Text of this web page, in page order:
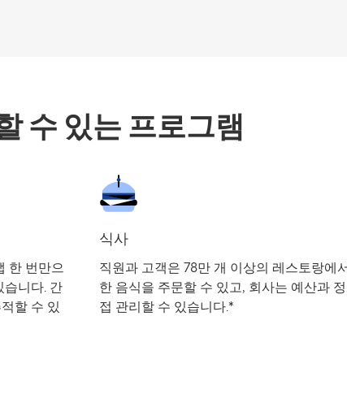
수 있는 프로그램
한 번만으
습니다. 간
할 수 있
식사
직원과 고객은 78만 개 이상의 레스토랑에
한 음식을 주문할 수 있고, 회사는 예산과
접 관리할 수 있습니다.*